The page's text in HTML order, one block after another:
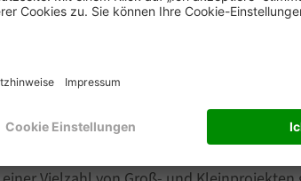
Logistiksoftware sowie die komplette